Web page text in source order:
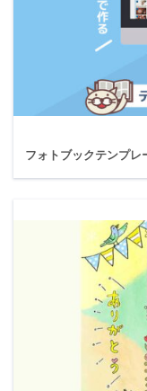
フォトブックテンプレ